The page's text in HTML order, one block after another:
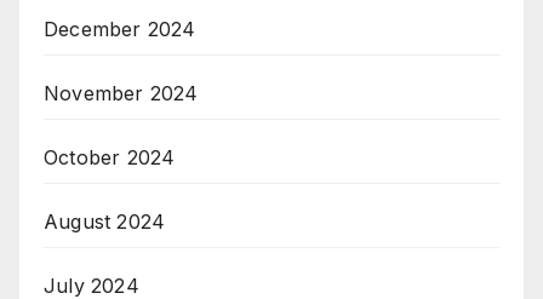
December 2024
November 2024
October 2024
August 2024
July 2024